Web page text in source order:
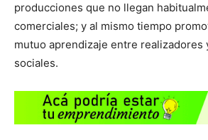
producciones que no llegan
comerciales; y al mismo tiempo
mutuo aprendizaje entre realizadores
sociales.